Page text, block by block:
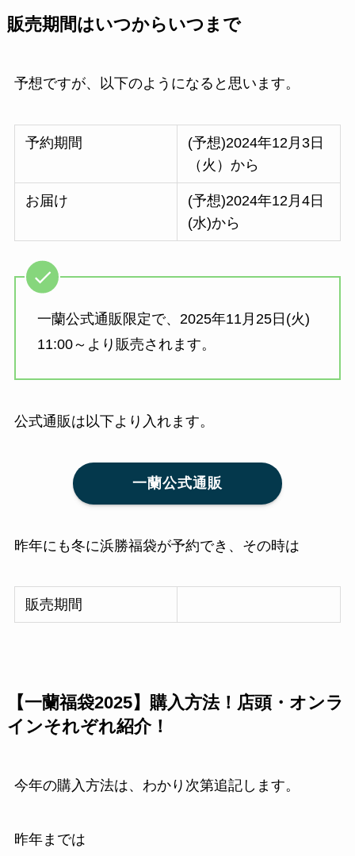
販売期間はいつからいつまで
予想ですが、以下のようになると思います。
予約期間
(予想)2024年12月3日
（火）から
お届け
(予想)2024年12月4日
(水)から
一蘭公式通販限定で、2025年11月25日(火)
11:00～より販売されます。
公式通販は以下より入れます。
一蘭公式通販
昨年にも冬に浜勝福袋が予約でき、その時は
販売期間
【一蘭福袋2025】購入方法！店頭・オンラ
インそれぞれ紹介！
今年の購入方法は、わかり次第追記します。
昨年までは